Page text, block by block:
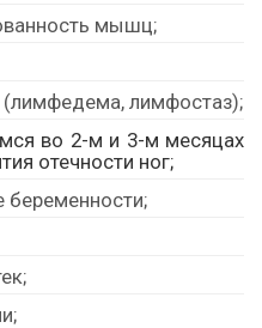
мышц;
лимфостаз);
во 2-м и 3-м месяцах
отечности ног;
беременности;